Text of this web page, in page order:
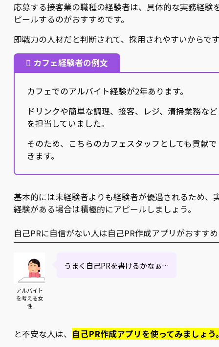
応募する接客業の職種の経験者は、具体的な実務経験
ピールするのがおすすめです。
即戦力の人材だと判断されて、採用されやすいからで
カフェ経験者の例文
カフェでのアルバイト経験が2年あります。
ドリンクや簡単な調理、接客、レジ、清掃業務など
を担当していました。
そのため、こちらのカフェスタッフとしても貢献で
きます。
基本的には未経験者よりも経験者が優遇されるため、
経験がある場合は積極的にアピールしましょう。
自己PRに自信がない人は自己PR作成アプリがおすすめ
アルバイト
を考える女
性
うまく自己PRを書けるかなぁ…
と不安な人は、 自己PR作成アプリを使ってみましょう